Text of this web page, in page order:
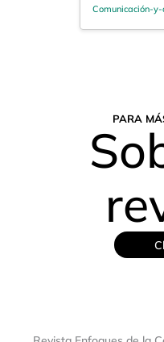
Comunicación-
PARA